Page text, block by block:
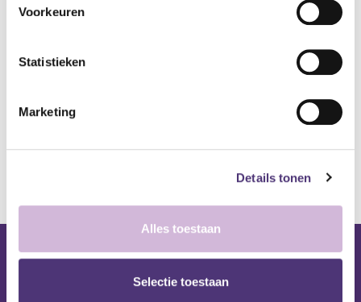
Voorkeuren
Statistieken
Marketing
Details tonen
Alles toestaan
Selectie toestaan
Aan winkelmandje toevoegen
Nuttige links